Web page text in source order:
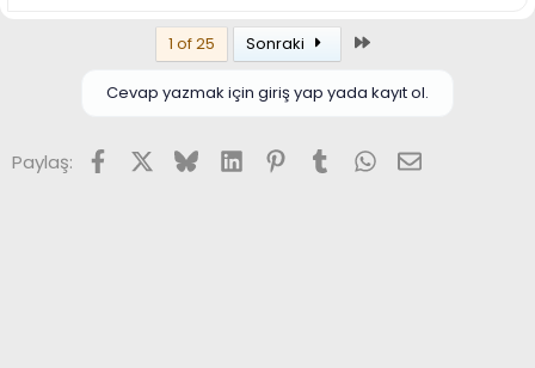
1 of 25 Sonraki
Cevap yazmak için giriş yap yada kayıt ol.
Paylaş: FacebookX (Twitter)
BlueskyLinkedInPinterest
TumblrWhatsApp
E-posta